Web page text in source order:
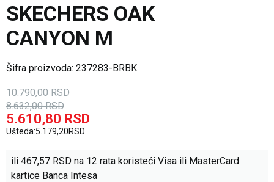
SKECHERS OAK
CANYON M
Šifra proizvoda: 237283-BRBK
10.790,00 RSD
8.632,00 RSD
5.610,80 RSD
Ušteda:5.179,20RSD
ili 467,57 RSD na 12 rata koristeći Visa ili MasterCard
kartice Banca Intesa